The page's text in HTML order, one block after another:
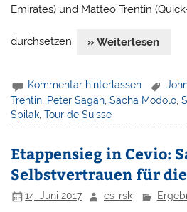
Emirates) und Matteo Trentin
durchsetzen. » Weiterlesen
Kommentar hinterlassen
Trentin Peter Sagan ,Sacha Modolo ,
Spilak ,Tour de Suisse
Etappensieg in Cevio:
Selbstvertrauen für
14. Juni 2017 cs-rsk